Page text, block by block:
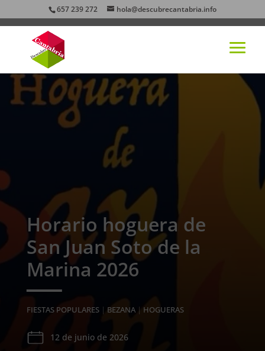
657 239 272 hola@descubrecantabria.info
Horario hoguera de
San Juan Soto de la
Marina 2026
FIESTAS POPULARES| BEZANA| HOGUERAS
12 de junio de 2026